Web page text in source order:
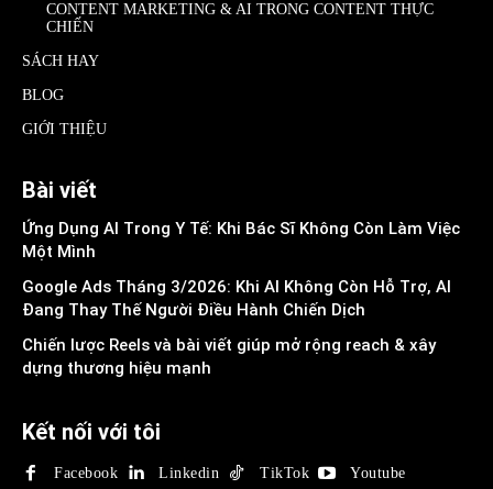
CONTENT MARKETING & AI TRONG CONTENT THỰC
CHIẾN
SÁCH HAY
BLOG
GIỚI THIỆU
Bài viết
Ứng Dụng AI Trong Y Tế: Khi Bác Sĩ Không Còn Làm Việc
Một Mình
Google Ads Tháng 3/2026: Khi AI Không Còn Hỗ Trợ, AI
Đang Thay Thế Người Điều Hành Chiến Dịch
Chiến lược Reels và bài viết giúp mở rộng reach & xây
dựng thương hiệu mạnh
Kết nối với tôi
Facebook Linkedin TikTok Youtube